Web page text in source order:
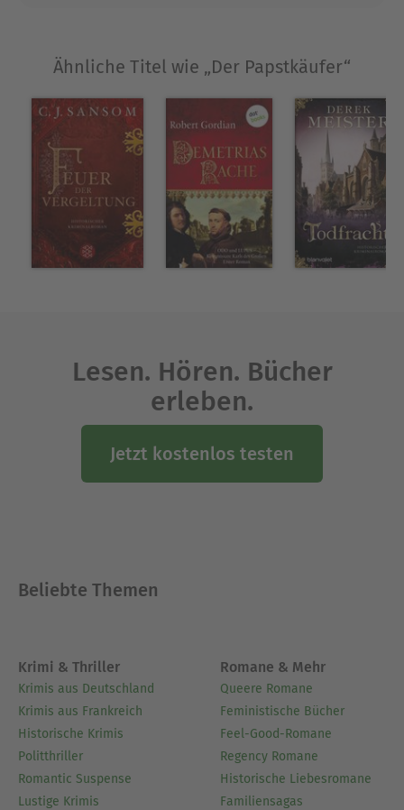
Fachzeitung BRAUWELT sowie Quizfragen für
Fernseh-Quizshows und arbeitet freiberuflich als
Tourguide. Inzwischen lebt Thömmes in
Österreich.
Ausblenden
Ähnliche Titel wie „Der Papstkäufer“
Lesen. Hören. Bücher
erleben.
Jetzt kostenlos testen
Beliebte Themen
Krimi & Thriller
Krimis aus Deutschland
Krimis aus Frankreich
Historische Krimis
Politthriller
Romantic Suspense
Lustige Krimis
Romane & Mehr
Queere Romane
Feministische Bücher
Feel-Good-Romane
Regency Romane
Historische Liebesromane
Familiensagas